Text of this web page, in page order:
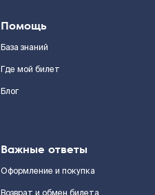
Помощь
База знаний
Где мой билет
Блог
Важные ответы
Оформление и покупка